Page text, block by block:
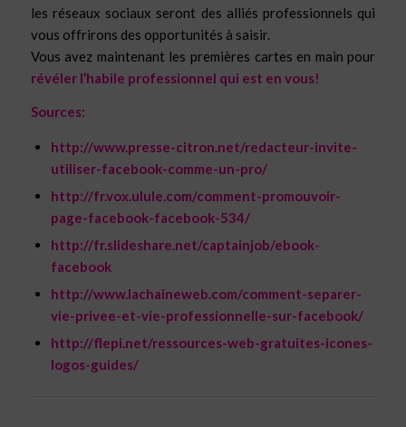
les réseaux sociaux seront des alliés professionnels qui
vous offrirons des opportunités à saisir.
Vous avez maintenant les premières cartes en main pour
révéler l’habile professionnel qui est en vous!
Sources:
http://www.presse-citron.net/redacteur-invite-
utiliser-facebook-comme-un-pro/
http://fr.vox.ulule.com/comment-promouvoir-
page-facebook-facebook-534/
http://fr.slideshare.net/captainjob/ebook-
facebook
http://www.lachaineweb.com/comment-separer-
vie-privee-et-vie-professionnelle-sur-facebook/
http://flepi.net/ressources-web-gratuites-icones-
logos-guides/